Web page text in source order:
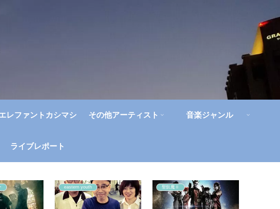
レファントカシマシ その他アーティスト 音楽ジャンル
ライブレポート
eastern youth 聖飢魔Ⅱ